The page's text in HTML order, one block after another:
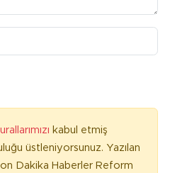
kabul etmiş
üstleniyorsunuz. Yazılan
Dakika Haberler Reform